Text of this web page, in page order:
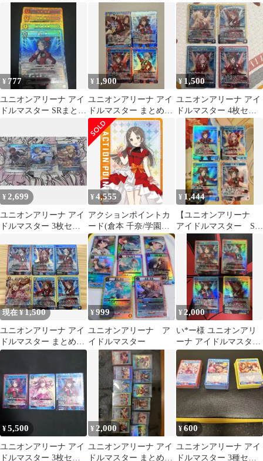
PROMO
ット
¥ 777
ユニオンアリーナ アイ
ドルマスター SRまとめ
¥ 1,900
ユニオンアリーナ アイ
ドルマスター まとめ売
り
¥ 1,500
ユニオンアリーナ アイ
ドルマスター 4枚セッ
¥2,699
ユニオンアリーナ アイ
ドルマスター 3枚セッ
¥4,555
アクションポイントカ
ード(倉本 千奈/学園ア
イドルマスター)(-){-}
〈GIM-2-AP07〉[学園
アイドルマスター
Vol.2【EX13BT】]ユニ
オンアリーナ ユニアリ
パラレルAP
¥ 1,444
【ユニオンアリーナ
アイドルマスター SR
現在 ¥1,500
ユニオンアリーナ アイ
ドルマスター まとめ売
り
¥999
ユニオンアリーナ ア
イドルマスター
¥2,000
い*ー様 ユニオンアリ
ーナ アイドルマスター
SR 4枚セット
¥5,500
ユニオンアリーナ アイ
ドルマスター 3枚セッ
¥ 2,000
ユニオンアリーナ アイ
ドルマスター まとめ売
¥600
ユニオンアリーナ アイ
ドルマスター 3種セッ